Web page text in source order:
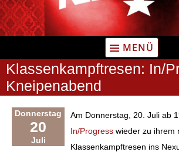
MENÜ
Klassenkampftresen: In/
Kneipenabend
Donnerstag
20
Juli
Am Donnerstag, 20. Juli ab
In/Progress wieder zu ihrem
Klassenkampftresen ins